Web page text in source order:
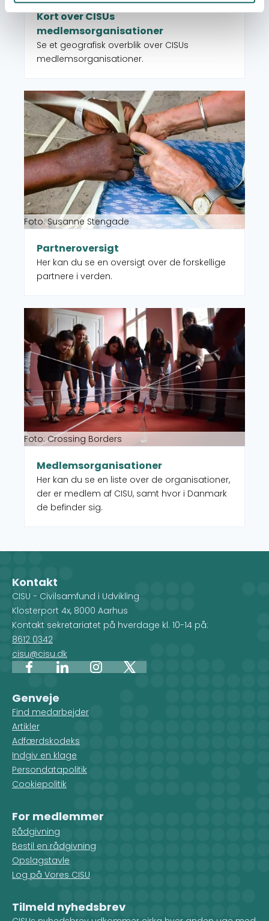
Kort over CISUs
medlemsorganisationer
Se et geografisk overblik over CISUs
medlemsorganisationer.
Foto: Susanne Stengade
Partneroversigt
Her kan du se en oversigt over de forskellige
partnere i verden.
Læs mere om Partneroversigt
Foto: Crossing Borders
Medlemsorganisationer
Her kan du se en liste over de organisationer,
der er medlem af CISU, samt hvor i Danmark
de befinder sig.
Læs mere om Medlemsorganisationer
Kontakt
CISU - Civilsamfund i Udvikling
Klosterport 4x, 8000 Aarhus
Kontakt sekretariatet på hverdage kl. 10-14 på:
8612 0342
cisu@cisu.dk
FacebookLinkedInInstagram
X
Genveje
Find medarbejder
Artikler
Adfærdskodeks
Indgiv en klage
Persondatapolitik
Cookiepolitik
For medlemmer
Rådgivning
Bestil en rådgivning
Opslagstavle
Log på Vores CISU
Tilmeld nyhedsbrev